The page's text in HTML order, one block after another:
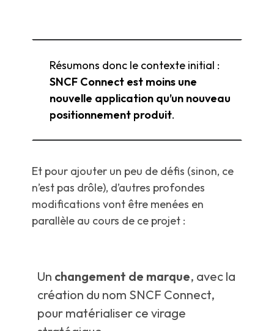
Résumons donc le contexte initial :
SNCF Connect est moins une
nouvelle application qu’un nouveau
positionnement produit.
Et pour ajouter un peu de défis (sinon, ce
n’est pas drôle), d’autres profondes
modifications vont être menées en
parallèle au cours de ce projet :
Un changement de marque, avec la
création du nom SNCF Connect,
pour matérialiser ce virage